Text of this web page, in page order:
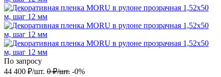
По запросу
44 400 ₽/шт. 0 ₽/шт. -0%